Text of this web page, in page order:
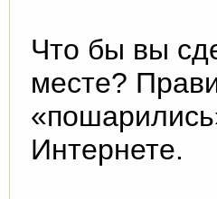
Что бы вы
месте?
Интернете.